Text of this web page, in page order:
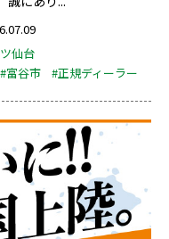
仙台
#富谷市 #正規ディーラー